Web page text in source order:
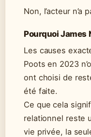
Non, l’acteur n’a
Pourquoi James
Les causes
Poots en 2023
ont choisi de
été faite.
Ce que cela
relationnel reste
vie privée, la